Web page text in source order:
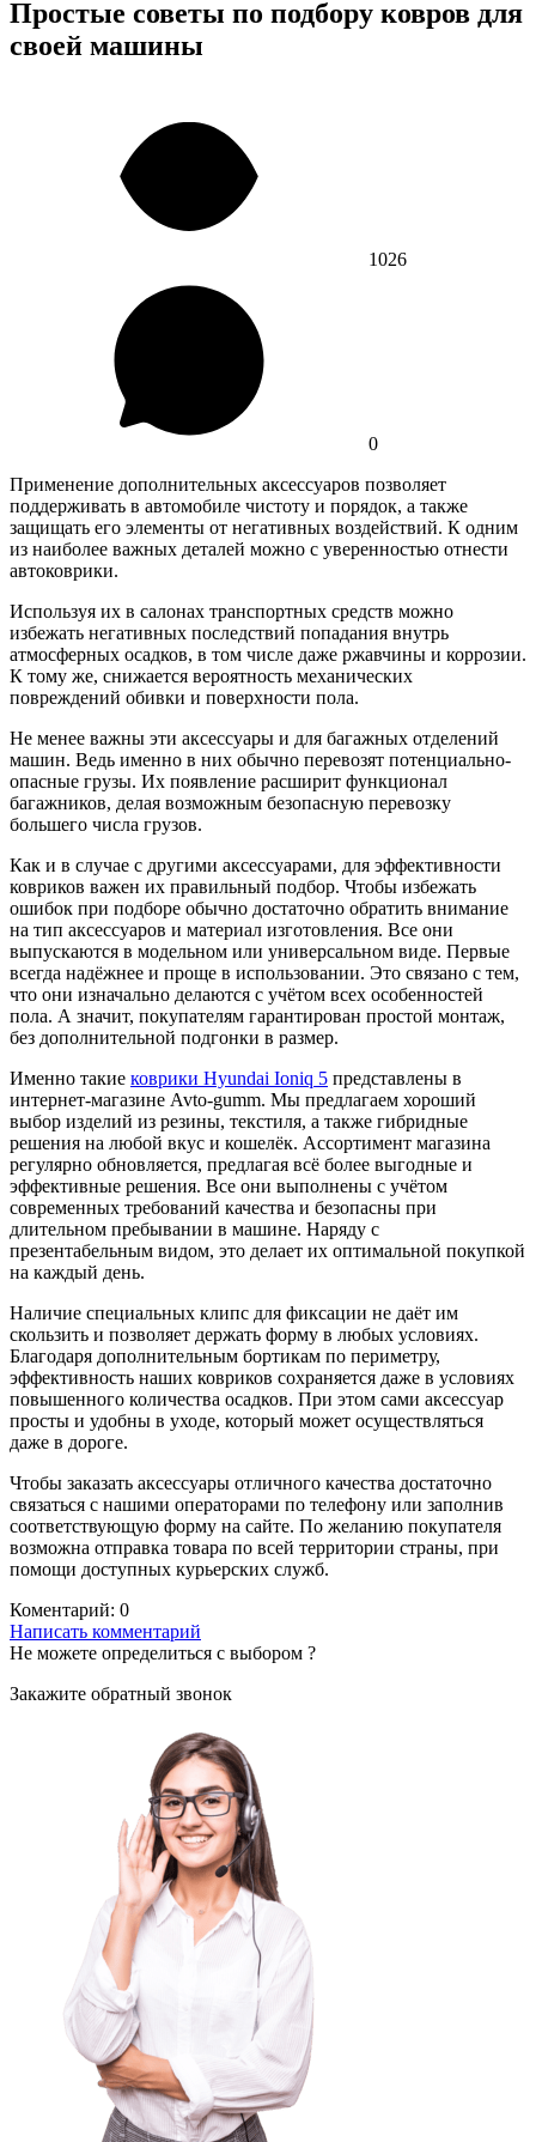
Простые советы по подбору ковров для
своей машины
1026
0
Применение дополнительных аксессуаров позволяет
поддерживать в автомобиле чистоту и порядок, а также
защищать его элементы от негативных воздействий. К одним
из наиболее важных деталей можно с уверенностью отнести
автоковрики.
Используя их в салонах транспортных средств можно
избежать негативных последствий попадания внутрь
атмосферных осадков, в том числе даже ржавчины и коррозии.
К тому же, снижается вероятность механических
повреждений обивки и поверхности пола.
Не менее важны эти аксессуары и для багажных отделений
машин. Ведь именно в них обычно перевозят потенциально-
опасные грузы. Их появление расширит функционал
багажников, делая возможным безопасную перевозку
большего числа грузов.
Как и в случае с другими аксессуарами, для эффективности
ковриков важен их правильный подбор. Чтобы избежать
ошибок при подборе обычно достаточно обратить внимание
на тип аксессуаров и материал изготовления. Все они
выпускаются в модельном или универсальном виде. Первые
всегда надёжнее и проще в использовании. Это связано с тем,
что они изначально делаются с учётом всех особенностей
пола. А значит, покупателям гарантирован простой монтаж,
без дополнительной подгонки в размер.
Именно такие коврики Hyundai Ioniq 5 представлены в
интернет-магазине Avto-gumm. Мы предлагаем хороший
выбор изделий из резины, текстиля, а также гибридные
решения на любой вкус и кошелёк. Ассортимент магазина
регулярно обновляется, предлагая всё более выгодные и
эффективные решения. Все они выполнены с учётом
современных требований качества и безопасны при
длительном пребывании в машине. Наряду с
презентабельным видом, это делает их оптимальной покупкой
на каждый день.
Наличие специальных клипс для фиксации не даёт им
скользить и позволяет держать форму в любых условиях.
Благодаря дополнительным бортикам по периметру,
эффективность наших ковриков сохраняется даже в условиях
повышенного количества осадков. При этом сами аксессуар
просты и удобны в уходе, который может осуществляться
даже в дороге.
Чтобы заказать аксессуары отличного качества достаточно
связаться с нашими операторами по телефону или заполнив
соответствующую форму на сайте. По желанию покупателя
возможна отправка товара по всей территории страны, при
помощи доступных курьерских служб.
Коментарий: 0
Написать комментарий
Не можете определиться с выбором ?
Закажите обратный звонок